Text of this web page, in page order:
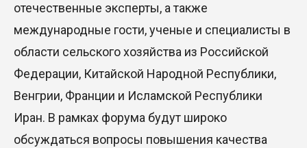
отечественные эксперты, а также
международные гости, ученые и специалисты в
области сельского хозяйства из Российской
Федерации, Китайской Народной Республики,
Венгрии, Франции и Исламской Республики
Иран. В рамках форума будут широко
обсуждаться вопросы повышения качества